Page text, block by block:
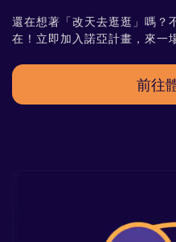
還在想著「改天去逛逛」嗎？
在！立即加入諾亞計畫，來一